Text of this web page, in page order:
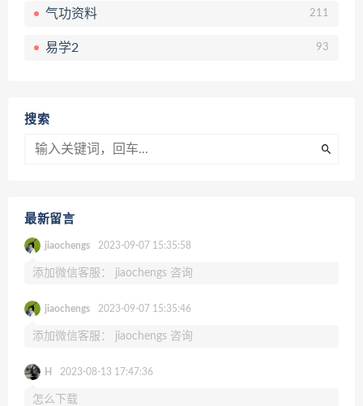
气功资料 211
易学2 93
搜索
最新留言
jiaochengs 2023-09-07 15:35:58
添加微信客服： jiaochengs 咨询
jiaochengs 2023-09-07 15:35:46
添加微信客服： jiaochengs 咨询
H 2023-08-13 17:47:36
怎么下载